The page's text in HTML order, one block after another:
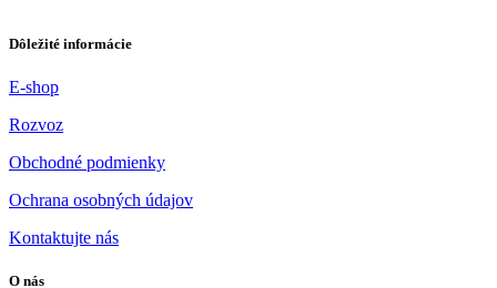
Dôležité informácie
E-shop
Rozvoz
Obchodné podmienky
Ochrana osobných údajov
Kontaktujte nás
O nás